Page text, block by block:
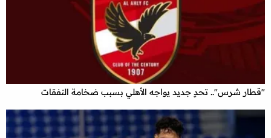
"قطار شرس".. تحدٍ جديد يواجه الأهلي بسبب ضخامة النفقات